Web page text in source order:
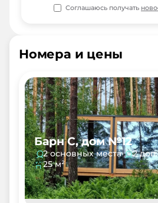
Номера и цены
Барн С, дом №12
2 основных места• 2
25 м²
Соглашаюсь получать